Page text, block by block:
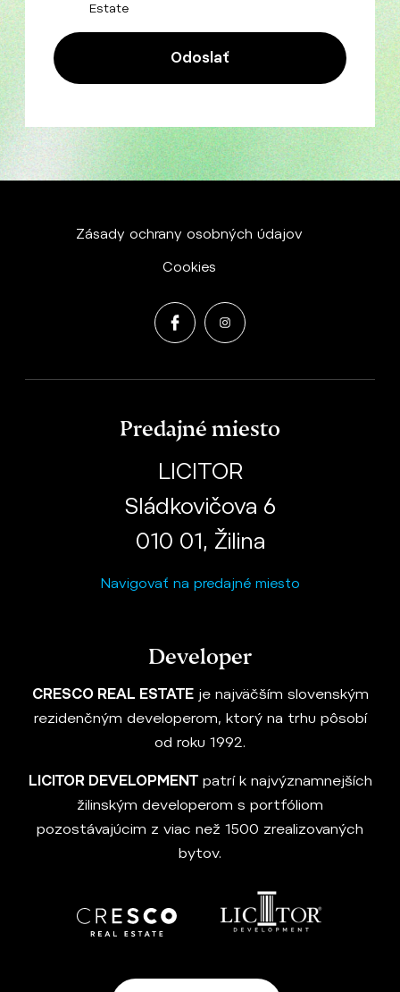
Estate
Zásady ochrany osobných údajov
Cookies
Predajné miesto
LICITOR
Sládkovičova 6
010 01, Žilina
Navigovať na predajné miesto
Developer
CRESCO REAL ESTATEje najväčším slovenským
rezidenčným developerom, ktorý na trhu pôsobí
od roku 1992.
LICITOR DEVELOPMENTpatrí k najvýznamnejších
žilinským developerom s portfóliom
pozostávajúcim z viac než 1500 zrealizovaných
bytov.